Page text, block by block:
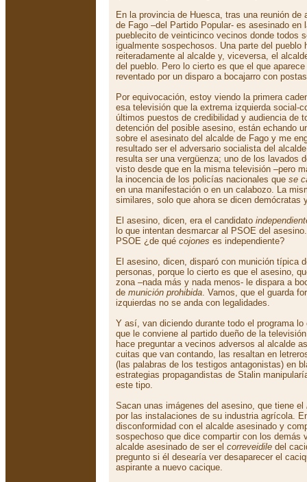
En la provincia de Huesca, tras una reunión
de Fago –del Partido Popular- es asesinado en
pueblecito de veinticinco vecinos donde todos
igualmente sospechosos. Una parte del pueblo
reiteradamente al alcalde y, viceversa, el
del pueblo. Pero lo cierto es que el que
reventado por un disparo a bocajarro con
Por equivocación, estoy viendo la primera
esa televisión que la extrema izquierda social-
últimos puestos de credibilidad y audiencia de
detención del posible asesino, están echando
sobre el asesinato del alcalde de Fago y me
resultado ser el adversario socialista del
resulta ser una vergüenza; uno de los lavados
visto desde que en la misma televisión –pero
la inocencia de los policías nacionales que se
en una manifestación o en un calabozo. La
similares, solo que ahora se dicen demócratas
El asesino, dicen, era el candidato
lo que intentan desmarcar al PSOE del
PSOE ¿de qué cojones es independiente?
El asesino, dicen, disparó con munición típica
personas, porque lo cierto es que el asesino,
zona –nada más y nada menos- le dispara a
de munición prohibida. Vamos, que el guarda
izquierdas no se anda con legalidades.
Y así, van diciendo durante todo el programa
que le conviene al partido dueño de la
hace preguntar a vecinos adversos al alcalde
cuitas que van contando, las resaltan en
(las palabras de los testigos antagonistas) en
estrategias propagandistas de Stalin
este tipo.
Sacan unas imágenes del asesino, que tiene el
por las instalaciones de su industria agrícola.
disconformidad con el alcalde asesinado y
sospechoso que dice compartir con los demás
alcalde asesinado de ser el correveidile del
pregunto si él desearía ver desaparecer el
aspirante a nuevo cacique.